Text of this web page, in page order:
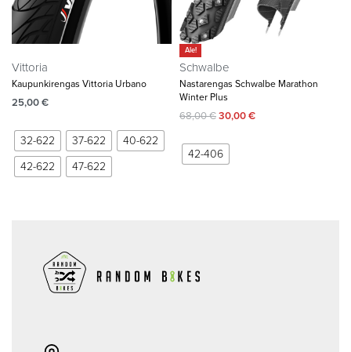
Vittoria
Kaupunkirengas Vittoria Urbano
25,00€
32-622 37-622
40-622
42-622
47-622
Ale!
Schwalbe
Nastarengas Schwalbe Marathon
Winter Plus
68,00€30,00€
42-406